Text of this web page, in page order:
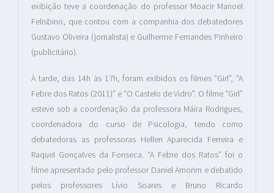
exibição teve a coordenação do professor Moacir Manoel
Felisbino, que contou com a companhia dos debatedores
Gustavo Oliveira (jornalista) e Guilherme Fernandes Pinheiro
(publicitário).
À tarde, das 14h às 17h, foram exibidos os filmes “Girl”, “A
Febre dos Ratos (2011)” e “O Castelo de Vidro”. O filme “Girl”
esteve sob a coordenação da professora Máira Rodrigues,
coordenadora do curso de Psicologia, tendo como
debatedoras as professoras Hellen Aparecida Ferreira e
Raquel Gonçalves da Fonseca. “A Febre dos Ratos” foi o
filme apresentado pelo professor Daniel Amorim e debatido
pelos professores Lívio Soares e Bruno Ricardo